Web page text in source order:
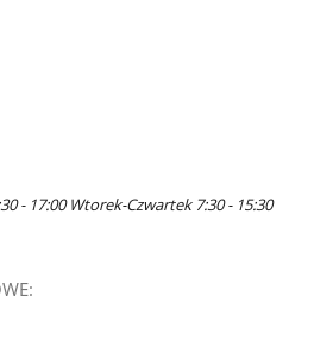
- 17:00 Wtorek-Czwartek 7:30 - 15:30